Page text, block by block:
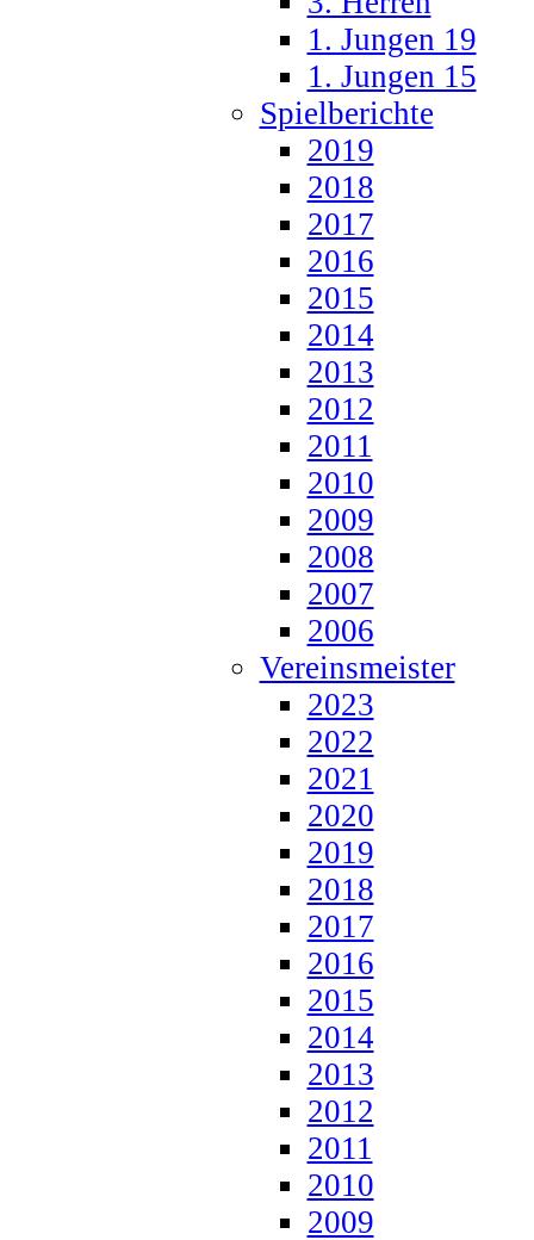
1. Jungen 19
1. Jungen 15
Spielberichte
2019
2018
2017
2016
2015
2014
2013
2012
2011
2010
2009
2008
2007
2006
Vereinsmeister
2023
2022
2021
2020
2019
2018
2017
2016
2015
2014
2013
2012
2011
2010
2009